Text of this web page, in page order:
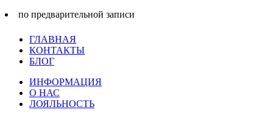
по предварительной записи
ГЛАВНАЯ
КОНТАКТЫ
БЛОГ
ИНФОРМАЦИЯ
О НАС
ЛОЯЛЬНОСТЬ